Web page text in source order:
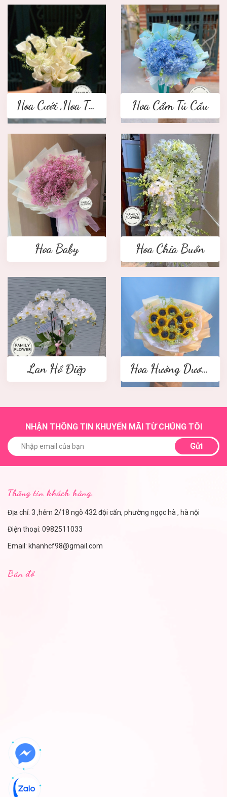
Hoa Cưới ,Hoa Tay Cầm Cô Dâu Hoa Cẩm Tú Cầu
Hoa Baby Hoa Chia Buồn
Lan Hồ Điệp Hoa Hướng Dương
NHẬN THÔNG TIN KHUYẾN MÃI TỪ CHÚNG TÔI
Gửi
Thông tin khách hàng.
Địa chỉ: 3 ,hẻm 2/18 ngõ 432 đội cấn, phường ngọc hà , hà nội
Điện thoại: 0982511033
Email: khanhcf98@gmail.com
Bản đồ